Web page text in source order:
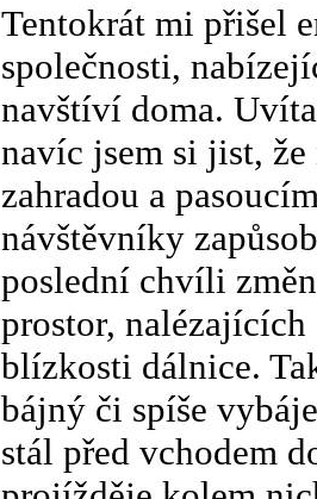
Tentokrát mi přišel
společnosti,
navštíví doma.
navíc jsem si jist,
zahradou a
návštěvníky
poslední chvíli
prostor,
blízkosti dálnice.
bájný či spíše
stál před vchodem